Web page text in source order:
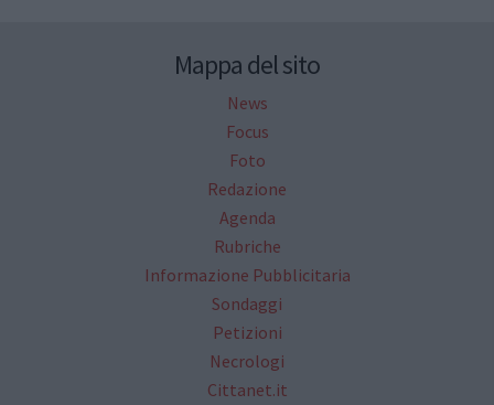
Mappa del sito
News
Focus
Foto
Redazione
Agenda
Rubriche
Informazione Pubblicitaria
Sondaggi
Petizioni
Necrologi
Cittanet.it